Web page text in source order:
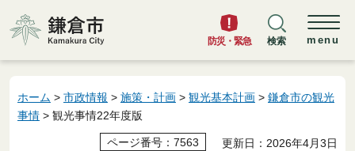
鎌倉市
防災・緊急 検索 menu
ホーム > 市政情報 > 施策・計画 > 観光基本計画 > 鎌倉市の観光
事情 > 観光事情22年度版
ページ番号：7563 更新日：2026年4月3日